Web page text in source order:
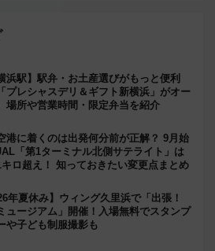
浜駅】駅弁・お土産選びがもっと便利
プレシャスデリ＆ギフト新横浜」がオー
所や営業時間・限定弁当を紹介
港に着くのは出発何分前が正解？ 9月始
「第1ターミナル北側サテライト」は
ロ超え！ 知っておきたい変更点まとめ
年夏休み】ウィング久里浜で「出張！
ュージアム」開催！入場無料でスタンプ
や子ども制服撮影も